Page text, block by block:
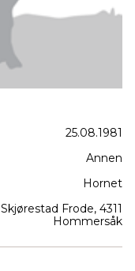
25.08.1981
Annen
Hornet
Skjørestad Frode, 4311
Hommersåk